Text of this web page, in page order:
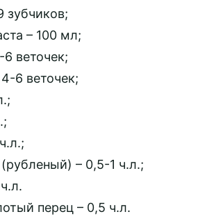
зубчиков;
– 100 мл;
веточек;
6 веточек;
– 0,5-1 ч.л.;
перец – 0,5 ч.л.